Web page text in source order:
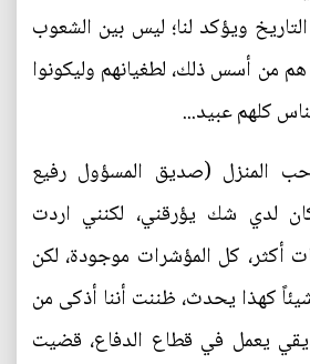
التاريخ ويؤكد لنا؛ ليس بين الشعوب
من أسس ذلك، لطغيانهم وليكونوا
كلهم عبيد...
المنزل (صديق المسؤول رفيع
لدي شك يؤرقني، لكنني اردت
أكثر، كل المؤشرات موجودة، لكن
كهذا يحدث، ظننت أننا أذكى من
يعمل في قطاع الدفاع، قضيت